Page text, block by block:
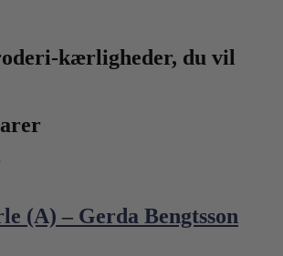
kærligheder, du vil
(A) – Gerda Bengtsson